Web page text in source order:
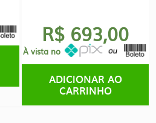
R$ 693,00
À vista no
ADICIONAR AO
CARRINHO